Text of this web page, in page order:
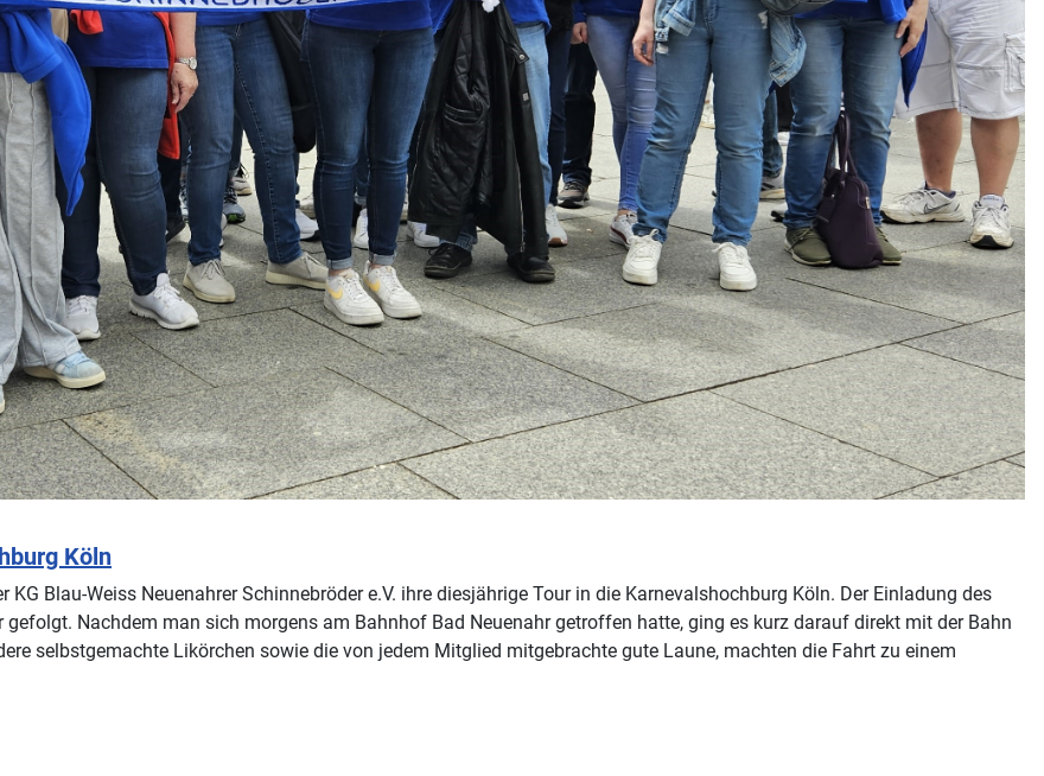
Köln
Blau-Weiss Neuenahrer Schinnebröder e.V. ihre diesjährige Tour in die Karnevalshochburg Köln. Der Einladung des
Nachdem man sich morgens am Bahnhof Bad Neuenahr getroffen hatte, ging es kurz darauf direkt mit der Bahn
selbstgemachte Likörchen sowie die von jedem Mitglied mitgebrachte gute Laune, machten die Fahrt zu einem